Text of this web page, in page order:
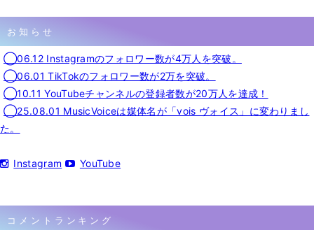
お知らせ
◯06.12 Instagramのフォロワー数が4万人を突破。
◯06.01 TikTokのフォロワー数が2万を突破。
◯10.11 YouTubeチャンネルの登録者数が20万人を達成！
◯25.08.01 MusicVoiceは媒体名が「vois ヴォイス」に変わりまし
た。
Instagram YouTube
コメントランキング